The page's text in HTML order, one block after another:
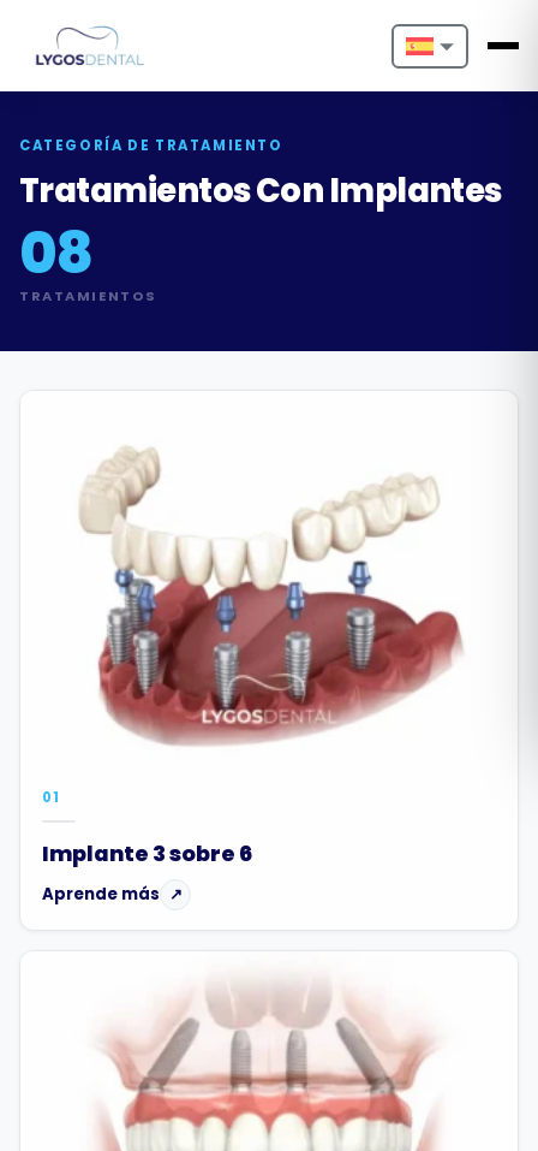
Nederlands
Français
Italiano
Български
Русский
CATEGORÍA DE TRATAMIENTO
Tratamientos Con Implantes
08
TRATAMIENTOS
01
Implante 3 sobre 6
Aprende más ↗